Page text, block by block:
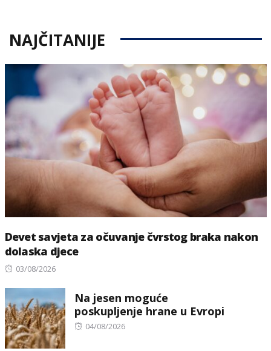
NAJČITANIJE
Devet savjeta za očuvanje čvrstog braka nakon
dolaska djece
Posted
03/08/2026
Na jesen moguće
poskupljenje hrane u Evropi
Posted
04/08/2026